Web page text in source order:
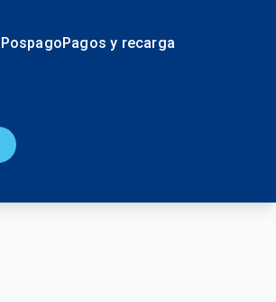
PospagoPagos y recarga